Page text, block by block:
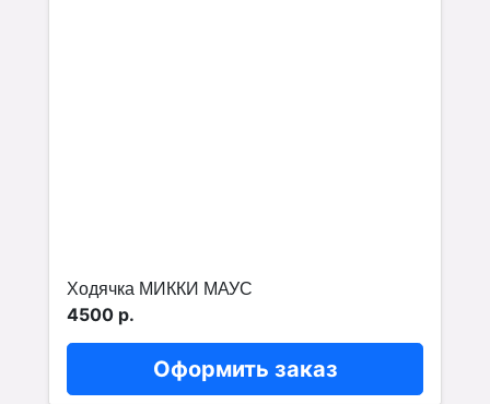
Ходячка МИККИ МАУС
4500 р.
Оформить заказ